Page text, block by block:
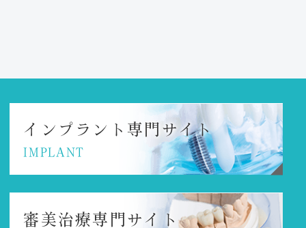
インプラント 専門サイト
IMPLANT
審美治療専門サイト